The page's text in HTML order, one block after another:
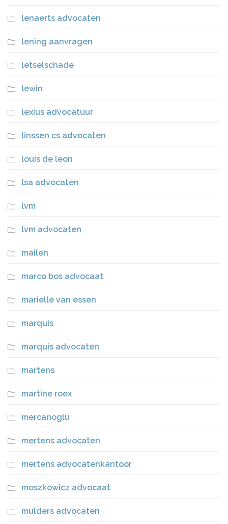
lenaerts advocaten
lening aanvragen
letselschade
lewin
lexius advocatuur
linssen cs advocaten
louis de leon
lsa advocaten
lvm
lvm advocaten
mailen
marco bos advocaat
marielle van essen
marquis
marquis advocaten
martens
martine roex
mercanoglu
mertens advocaten
mertens advocatenkantoor
moszkowicz advocaat
mulders advocaten